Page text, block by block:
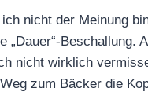
nicht der Meinung
„Dauer“-Beschallung.
nicht wirklich
zum Bäcker die